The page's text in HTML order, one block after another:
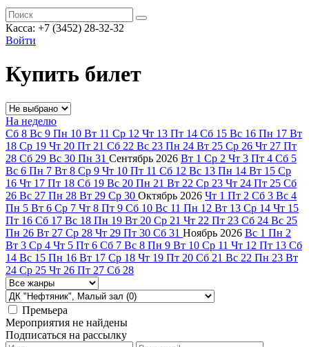
Касса: +7 (3452) 28-32-32
Войти
Купить билет
На неделю
Сб 8 Вс 9 Пн 10 Вт 11 Ср 12 Чт 13 Пт 14 Сб 15 Вс 16 Пн 17 Вт
18 Ср 19 Чт 20 Пт 21 Сб 22 Вс 23 Пн 24 Вт 25 Ср 26 Чт 27 Пт
28 Сб 29 Вс 30 Пн 31 Сентябрь 2026 Вт 1 Ср 2 Чт 3 Пт 4 Сб 5
Вс 6 Пн 7 Вт 8 Ср 9 Чт 10 Пт 11 Сб 12 Вс 13 Пн 14 Вт 15 Ср
16 Чт 17 Пт 18 Сб 19 Вс 20 Пн 21 Вт 22 Ср 23 Чт 24 Пт 25 Сб
26 Вс 27 Пн 28 Вт 29 Ср 30 Октябрь 2026 Чт 1 Пт 2 Сб 3 Вс 4
Пн 5 Вт 6 Ср 7 Чт 8 Пт 9 Сб 10 Вс 11 Пн 12 Вт 13 Ср 14 Чт 15
Пт 16 Сб 17 Вс 18 Пн 19 Вт 20 Ср 21 Чт 22 Пт 23 Сб 24 Вс 25
Пн 26 Вт 27 Ср 28 Чт 29 Пт 30 Сб 31 Ноябрь 2026 Вс 1 Пн 2
Вт 3 Ср 4 Чт 5 Пт 6 Сб 7 Вс 8 Пн 9 Вт 10 Ср 11 Чт 12 Пт 13 Сб
14 Вс 15 Пн 16 Вт 17 Ср 18 Чт 19 Пт 20 Сб 21 Вс 22 Пн 23 Вт
24 Ср 25 Чт 26 Пт 27 Сб 28
Премьера
Мероприятия не найдены
Подписаться на рассылку